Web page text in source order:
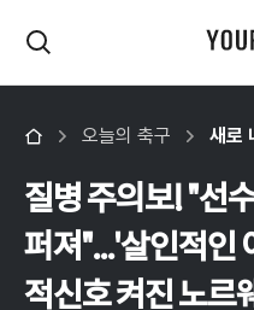
오늘의 축구 새로
질병 주의보! "선
퍼져"...'살인적인
적신호 켜진 노르